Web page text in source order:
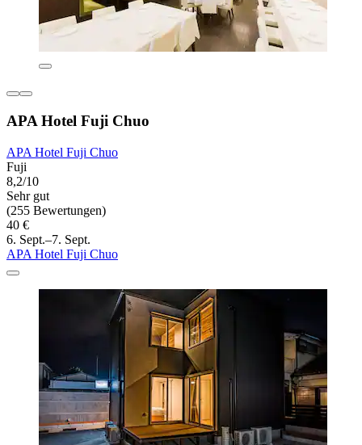
APA Hotel Fuji Chuo
APA Hotel Fuji Chuo
Fuji
8,2/10
Sehr gut
(255 Bewertungen)
40 €
6. Sept.–7. Sept.
APA Hotel Fuji Chuo